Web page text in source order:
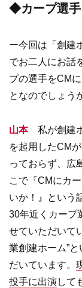
◆カープ選手
ー今回は「創建
でお二人にお話
プの選手をCM
となのでしょう
山本私が創建ホ
を起用したCM
っておらず、広
こで『CMにカ
いか！』という
30年近くカープ
せていただいて
業創建ホーム”
だいています。
投手に出演して